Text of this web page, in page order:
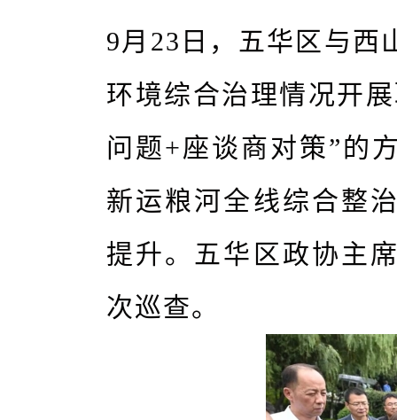
9月23日，五华区与西
环境综合治理情况开
问题+座谈商对策”的
新运粮河全线综合整
提升。五华区政协主
次巡查。